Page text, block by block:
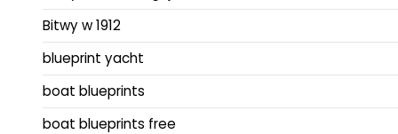
Bitwy w 1912
blueprint yacht
boat blueprints
boat blueprints free